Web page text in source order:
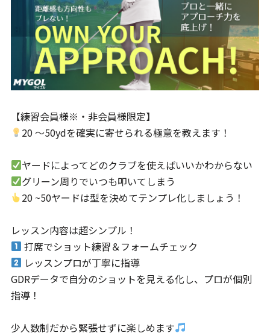
【練習会員様※・非会員様限定】
20 ～50ydを確実に寄せられる極意を教えます！
ヤードによってどのクラブを使えばいいかわからない
グリーン周りでいつも叩いてしまう
20 ~50ヤードは型を決めてテンプレ化しましょう！
レッスン内容は超シンプル！
打席でショット練習＆フォームチェック
レッスンプロが丁寧に指導
GDRデータで自分のショットを見える化し、プロが個別
指導！
少人数制だから緊張せずに楽しめます